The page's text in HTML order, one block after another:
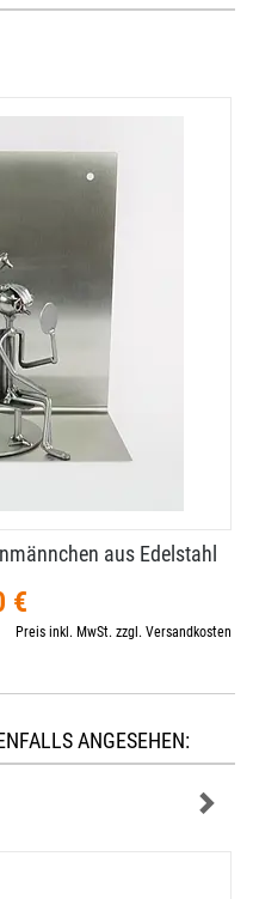
aus Edelstahl
€
Preis inkl. MwSt. zzgl. Versandkosten
ANGESEHEN: